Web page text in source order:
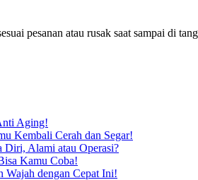
pesanan atau rusak saat sampai di
Aging!
Kembali Cerah dan Segar!
Alami atau Operasi?
Kamu Coba!
Wajah dengan Cepat Ini!